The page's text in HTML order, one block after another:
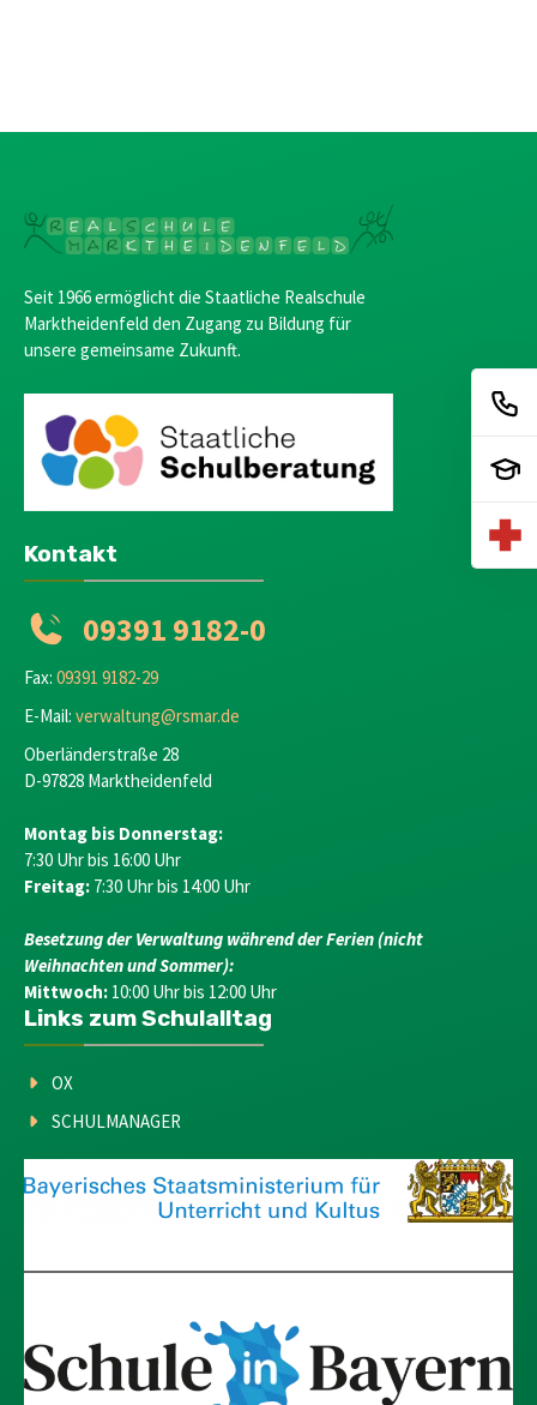
Seit 1966 ermöglicht die Staatliche Realschule
Marktheidenfeld den Zugang zu Bildung für
unsere gemeinsame Zukunft.
Kontakt
09391 9182-0
Fax: 09391 9182-29
E-Mail: verwaltung@rsmar.de
Oberländerstraße 28
D-97828 Marktheidenfeld
Montag bis Donnerstag:
7:30 Uhr bis 16:00 Uhr
Freitag: 7:30 Uhr bis 14:00 Uhr
Besetzung der Verwaltung während der Ferien (nicht
Weihnachten und Sommer):
Mittwoch: 10:00 Uhr bis 12:00 Uhr
Links zum Schulalltag
OX
SCHULMANAGER